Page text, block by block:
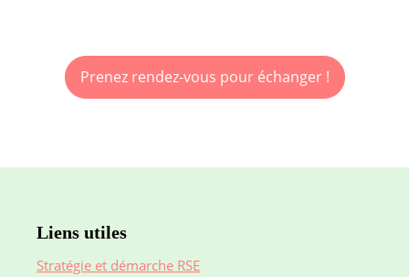
Prenez rendez-vous pour échanger !
Liens utiles
Stratégie et démarche RSE